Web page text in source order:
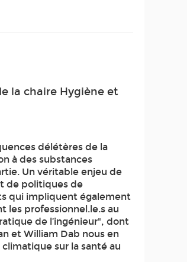
la chaire Hygiène et
délétères de la
à des substances
Un véritable enjeu de
de politiques de
qui impliquent également
les professionnel.le.s au
de l’ingénieur", dont
et William Dab nous en
sur la santé au